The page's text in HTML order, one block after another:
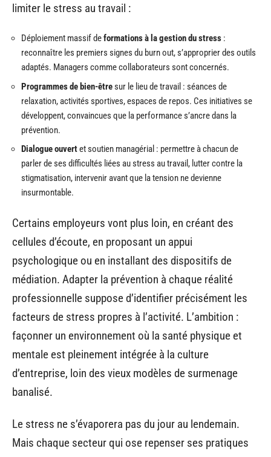
limiter le stress au travail :
Déploiement massif deformations à la gestion du stress :
reconnaître les premiers signes du burn out, s’approprier des outils
adaptés. Managers comme collaborateurs sont concernés.
Programmes de bien-êtresur le lieu de travail : séances de
relaxation, activités sportives, espaces de repos. Ces initiatives se
développent, convaincues que la performance s’ancre dans la
prévention.
Dialogue ouvertet soutien managérial : permettre à chacun de
parler de ses difficultés liées au stress au travail, lutter contre la
stigmatisation, intervenir avant que la tension ne devienne
insurmontable.
Certains employeurs vont plus loin, en créant des
cellules d’écoute, en proposant un appui
psychologique ou en installant des dispositifs de
médiation. Adapter la prévention à chaque réalité
professionnelle suppose d’identifier précisément les
facteurs de stress propres à l’activité. L’ambition :
façonner un environnement où la santé physique et
mentale est pleinement intégrée à la culture
d’entreprise, loin des vieux modèles de surmenage
banalisé.
Le stress ne s’évaporera pas du jour au lendemain.
Mais chaque secteur qui ose repenser ses pratiques